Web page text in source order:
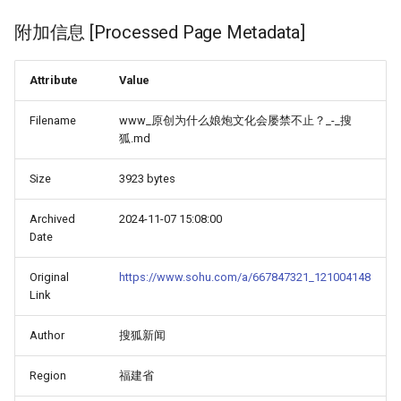
附加信息 [Processed Page Metadata]
Attribute Value
Filename
www_原创为什么娘炮文化会屡禁不止？_-_搜
狐.md
Size 3923 bytes
Archived
Date
2024-11-07 15:08:00
Original
Link
https://www.sohu.com/a/667847321_121004148
Author 搜狐新闻
Region 福建省